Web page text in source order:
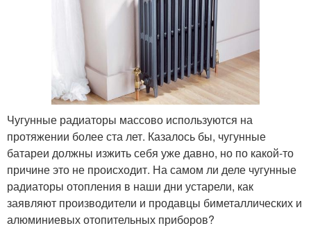
Чугунные радиаторы массово используются на
протяжении более ста лет. Казалось бы, чугунные
батареи должны изжить себя уже давно, но по какой-то
причине это не происходит. На самом ли деле чугунные
радиаторы отопления в наши дни устарели, как
заявляют производители и продавцы биметаллических и
алюминиевых отопительных приборов?